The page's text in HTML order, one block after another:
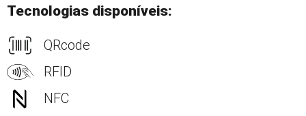
Tecnologias disponíveis:
QRcode
RFID
NFC